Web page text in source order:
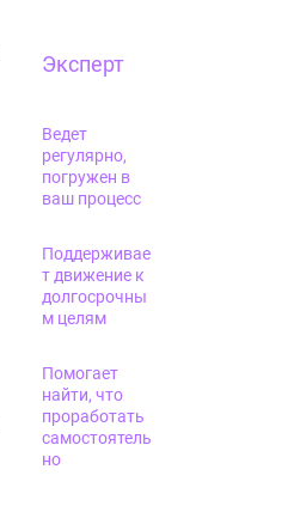
Эксперт
Ведет
регулярно,
погружен в
ваш процесс
Поддерживае
т движение к
долгосрочны
м целям
Помогает
найти, что
проработать
самостоятель
но